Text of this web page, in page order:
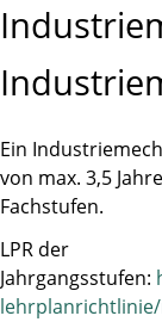
Ein
von max. 3,5
Fachstufen.
LPR der
Jahrgangsstufen: